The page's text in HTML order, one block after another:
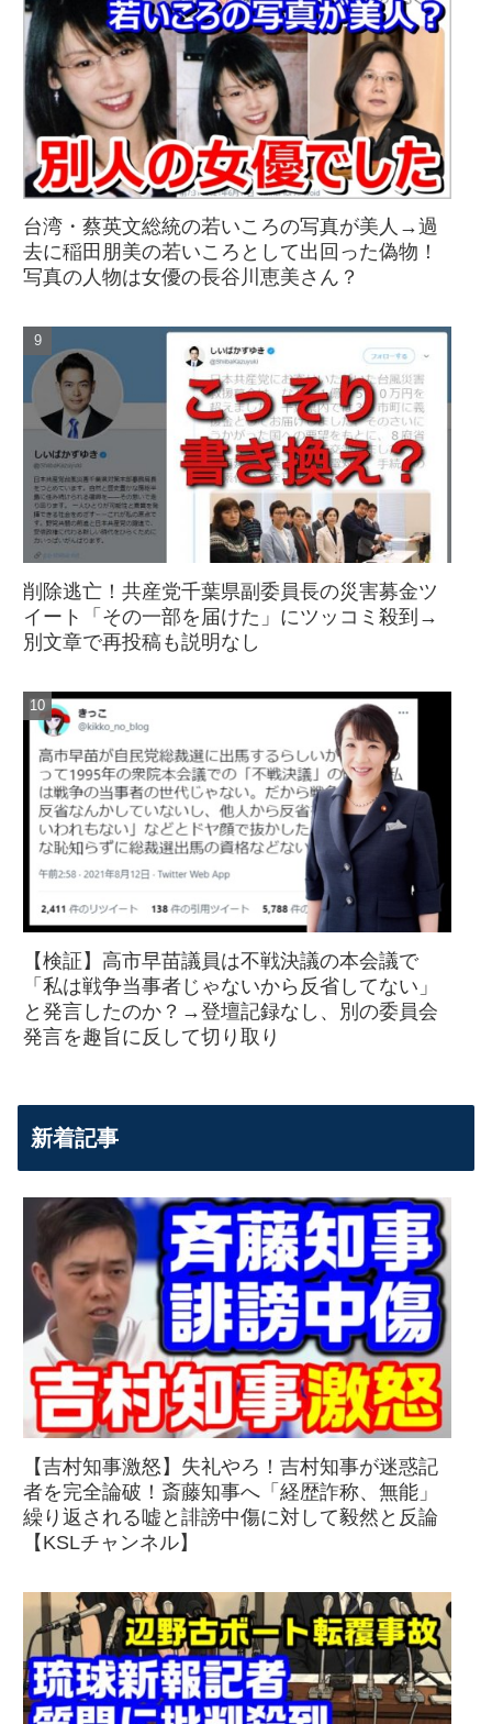
台湾・蔡英文総統の若いころの写真が美人→過
去に稲田朋美の若いころとして出回った偽物！
写真の人物は女優の長谷川恵美さん？
削除逃亡！共産党千葉県副委員長の災害募金ツ
イート「その一部を届けた」にツッコミ殺到→
別文章で再投稿も説明なし
【検証】高市早苗議員は不戦決議の本会議で
「私は戦争当事者じゃないから反省してない」
と発言したのか？→登壇記録なし、別の委員会
発言を趣旨に反して切り取り
新着記事
【吉村知事激怒】失礼やろ！吉村知事が迷惑記
者を完全論破！斎藤知事へ「経歴詐称、無能」
繰り返される嘘と誹謗中傷に対して毅然と反論
【KSLチャンネル】